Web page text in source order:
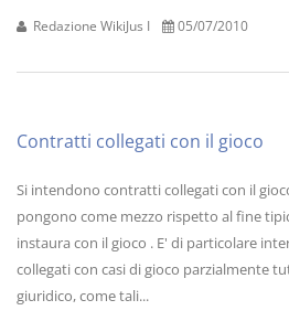
Redazione WikiJus I 05/07/2010
Contratti collegati con il gioco
Si intendono contratti collegati con il
pongono come mezzo rispetto al fine
instaura con il gioco . E' di particolare
collegati con casi di gioco parzialmente
giuridico, come tali...